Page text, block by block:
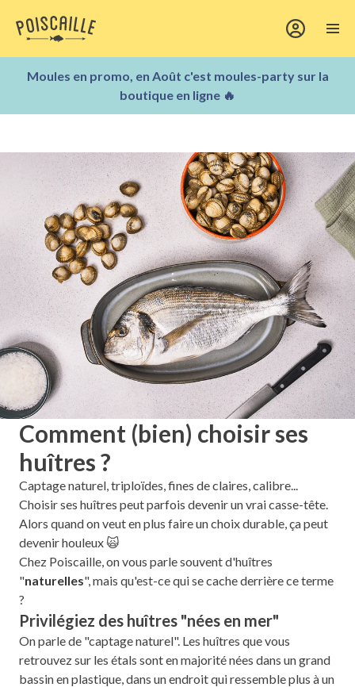
Moules en promo, en Août c'est moules-party sur la
boutique en ligne 🔥
Comment (bien) choisir ses
huîtres ?
Captage naturel, triploïdes, fines de claires, calibre...
Choisir ses huîtres peut parfois devenir un vrai casse-tête.
Alors quand on veut en plus faire un choix durable, ça peut
devenir houleux 🙀
Chez Poiscaille, on vous parle souvent d'huîtres
"naturelles", mais qu'est-ce qui se cache derrière ce terme
?
Privilégiez des huîtres "nées en mer"
On parle de "captage naturel". Les huîtres que vous
retrouvez sur les étals sont en majorité nées dans un grand
bassin en plastique, dans un endroit qui ressemble plus à un